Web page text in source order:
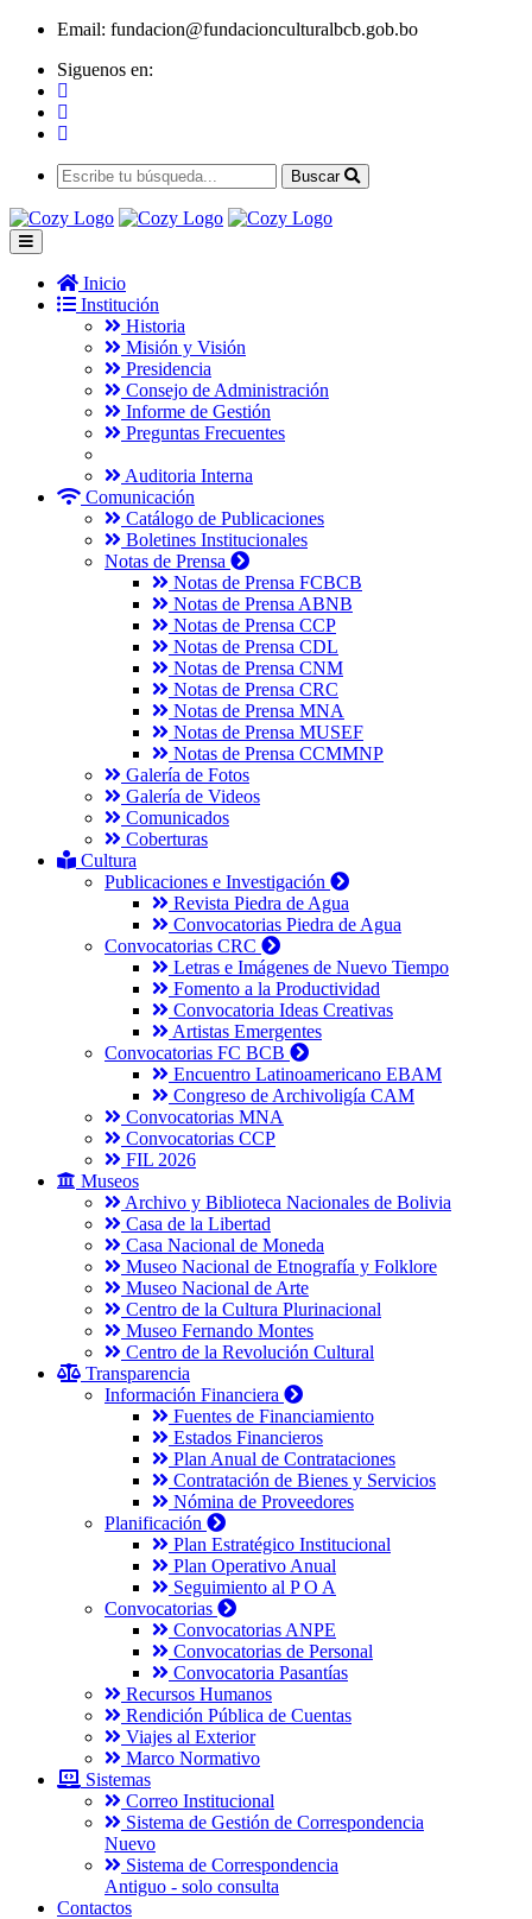
Email: fundacion@fundacionculturalbcb.gob.bo
Siguenos en:
Buscar
Inicio
Institución
Historia
Misión y Visión
Presidencia
Consejo de Administración
Informe de Gestión
Preguntas Frecuentes
Auditoria Interna
Comunicación
Catálogo de Publicaciones
Boletines Institucionales
Notas de Prensa
Notas de Prensa FCBCB
Notas de Prensa ABNB
Notas de Prensa CCP
Notas de Prensa CDL
Notas de Prensa CNM
Notas de Prensa CRC
Notas de Prensa MNA
Notas de Prensa MUSEF
Notas de Prensa CCMMNP
Galería de Fotos
Galería de Videos
Comunicados
Coberturas
Cultura
Publicaciones e Investigación
Revista Piedra de Agua
Convocatorias Piedra de Agua
Convocatorias CRC
Letras e Imágenes de Nuevo Tiempo
Fomento a la Productividad
Convocatoria Ideas Creativas
Artistas Emergentes
Convocatorias FC BCB
Encuentro Latinoamericano EBAM
Congreso de Archivoligía CAM
Convocatorias MNA
Convocatorias CCP
FIL 2026
Museos
Archivo y Biblioteca Nacionales de Bolivia
Casa de la Libertad
Casa Nacional de Moneda
Museo Nacional de Etnografía y Folklore
Museo Nacional de Arte
Centro de la Cultura Plurinacional
Museo Fernando Montes
Centro de la Revolución Cultural
Transparencia
Información Financiera
Fuentes de Financiamiento
Estados Financieros
Plan Anual de Contrataciones
Contratación de Bienes y Servicios
Nómina de Proveedores
Planificación
Plan Estratégico Institucional
Plan Operativo Anual
Seguimiento al P O A
Convocatorias
Convocatorias ANPE
Convocatorias de Personal
Convocatoria Pasantías
Recursos Humanos
Rendición Pública de Cuentas
Viajes al Exterior
Marco Normativo
Sistemas
Correo Institucional
Sistema de Gestión de Correspondencia
Nuevo
Sistema de Correspondencia
Antiguo - solo consulta
Contactos